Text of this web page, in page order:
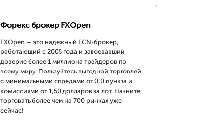
Форекс брокер FXOpen
FXOpen — это надежный ECN-брокер,
работающий с 2005 года и завоевавший
доверие более 1 миллиона трейдеров по
всему миру. Пользуйтесь выгодной торговлей
с минимальными спредами от 0,0 пункта и
комиссиями от 1,50 долларов за лот. Начните
торговать более чем на 700 рынках уже
сейчас!